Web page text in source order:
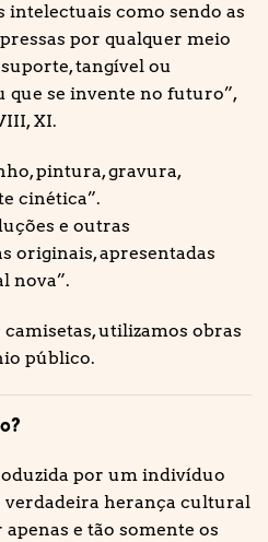
intelectuais como sendo as
por qualquer meio
tangível ou
que se invente no futuro”,
XI.
pintura, gravura,
cinética”.
e outras
originais, apresentadas
nova”.
utilizamos obras
público.
por um indivíduo
herança cultural
e tão somente os